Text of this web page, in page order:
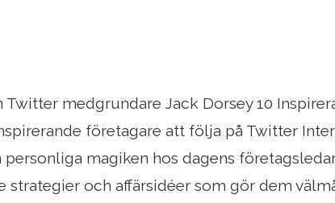
medgrundare Jack Dorsey 10
företagare att följa på Twitter
magiken hos dagens
strategier och affärsidéer som gör dem